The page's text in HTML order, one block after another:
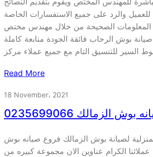
للعميل والرد على جميع الاستفسارات الخاصة
المعلومات الصحيحة من خلال مهندس مختص
بوش الرحاب فائقة الجودة متابعة كاملة
Read More
18 November، 2021
الزمالك 0235699066
لصيانة بوش الزمالك فروع صيانه بوش
الكرام عناوين الان مجموعة كبيره من